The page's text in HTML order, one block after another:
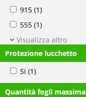
915 (1)
555 (1)
Visualizza altro
Protezione lucchetto
Si (1)
Quantità fogli massima